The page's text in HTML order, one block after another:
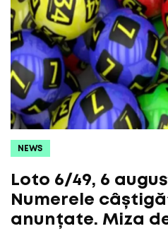
NEWS
Loto 6/49, 6
Numerele
anunțate. Miza